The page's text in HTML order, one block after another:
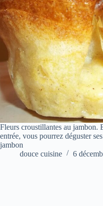
Fleurs croustillantes au jambon.
entrée, vous pourrez déguster
jambon
douce cuisine
6